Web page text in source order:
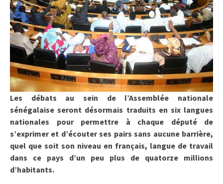
Les débats au sein de l’Assemblée nationale
sénégalaise seront désormais traduits en six langues
nationales pour permettre à chaque député de
s’exprimer et d’écouter ses pairs sans aucune barrière,
quel que soit son niveau en français, langue de travail
dans ce pays d’un peu plus de quatorze millions
d’habitants.